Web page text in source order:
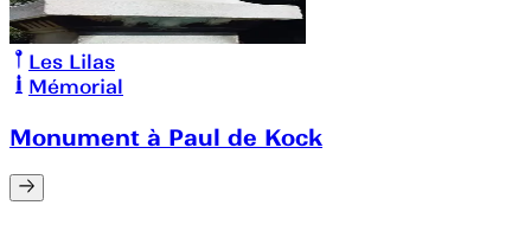
Les Lilas
Mémorial
Monument à Paul de Kock